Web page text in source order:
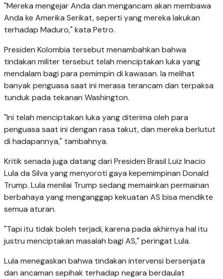
"Mereka mengejar Anda dan mengancam akan membawa
Anda ke Amerika Serikat, seperti yang mereka lakukan
terhadap Maduro," kata Petro.
Presiden Kolombia tersebut menambahkan bahwa
tindakan militer tersebut telah menciptakan luka yang
mendalam bagi para pemimpin di kawasan. Ia melihat
banyak penguasa saat ini merasa terancam dan terpaksa
tunduk pada tekanan Washington.
"Ini telah menciptakan luka yang diterima oleh para
penguasa saat ini dengan rasa takut, dan mereka berlutut
di hadapannya," tambahnya.
Kritik senada juga datang dari Presiden Brasil Luiz Inacio
Lula da Silva yang menyoroti gaya kepemimpinan Donald
Trump. Lula menilai Trump sedang memainkan permainan
berbahaya yang menganggap kekuatan AS bisa mendikte
semua aturan.
"Tapi itu tidak boleh terjadi, karena pada akhirnya hal itu
justru menciptakan masalah bagi AS," peringat Lula.
Lula menegaskan bahwa tindakan intervensi bersenjata
dan ancaman sepihak terhadap negara berdaulat